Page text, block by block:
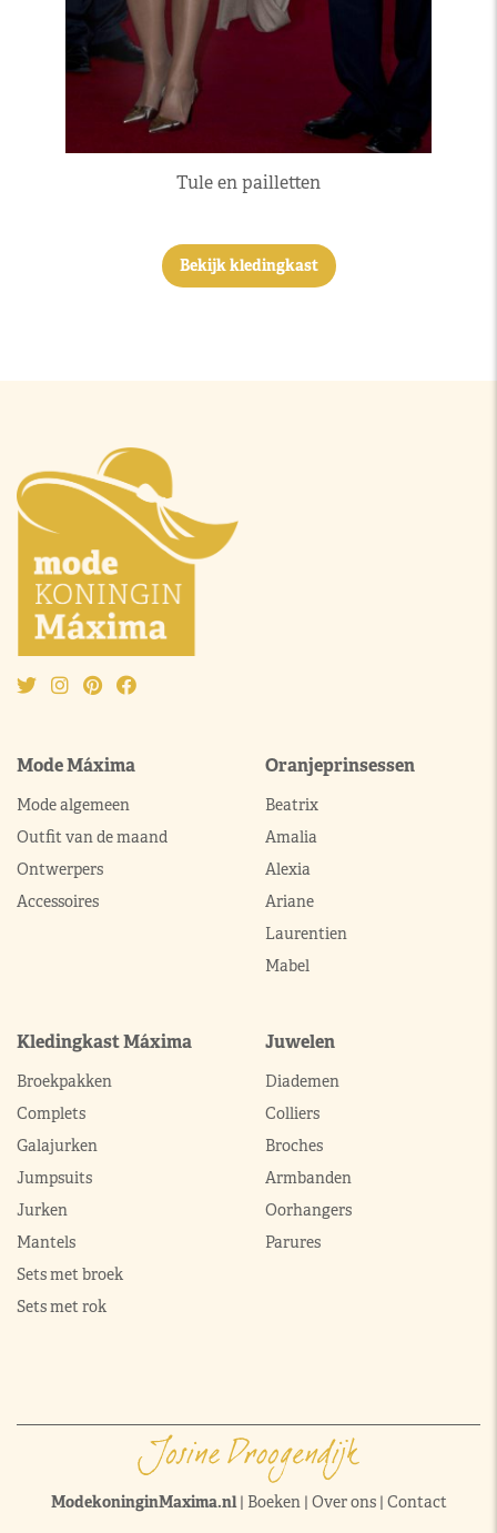
Tule en pailletten
Bekijk kledingkast
Mode Máxima
Mode algemeen
Outfit van de maand
Ontwerpers
Accessoires
Oranjeprinsessen
Beatrix
Amalia
Alexia
Ariane
Laurentien
Mabel
Kledingkast Máxima
Broekpakken
Complets
Galajurken
Jumpsuits
Jurken
Mantels
Sets met broek
Sets met rok
Juwelen
Diademen
Colliers
Broches
Armbanden
Oorhangers
Parures
ModekoninginMaxima.nl| Boeken| Over ons| Contact